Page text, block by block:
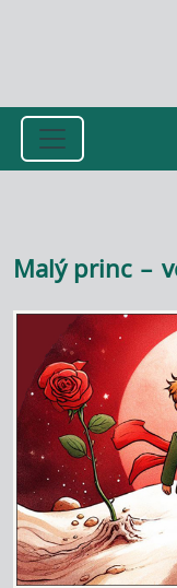
Přejít k hlavnímu obsahu
Malý princ –